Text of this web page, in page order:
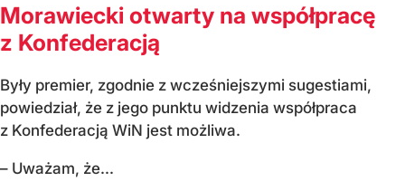
Morawiecki otwarty na współpracę
z Konfederacją
Były premier, zgodnie z wcześniejszymi sugestiami,
powiedział, że z jego punktu widzenia współpraca
z Konfederacją WiN jest możliwa.
– Uważam, że...